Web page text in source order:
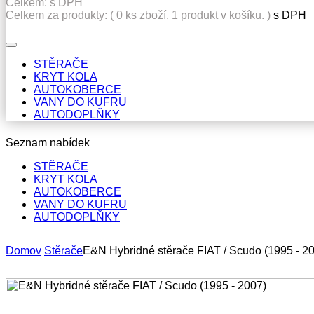
Celkem: s DPH
Celkem za produkty: ( 0 ks zboží. 1 produkt v košíku. ) s DPH
STĚRAČE
KRYT KOLA
AUTOKOBERCE
VANY DO KUFRU
AUTODOPLŇKY
Seznam nabídek
STĚRAČE
KRYT KOLA
AUTOKOBERCE
VANY DO KUFRU
AUTODOPLŇKY
Domov StěračeE&N Hybridné stěrače FIAT / Scudo (1995 -